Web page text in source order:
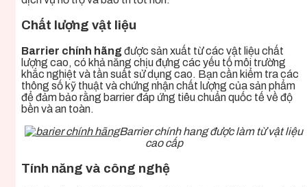
Chất lượng vật liệu
Barrier chính hãng được sản xuất từ các vật liệu chất
lượng cao, có khả năng chịu đựng các yếu tố môi trường
khắc nghiệt và tần suất sử dụng cao. Bạn cần kiểm tra các
thông số kỹ thuật và chứng nhận chất lượng của sản phẩm
để đảm bảo rằng barrier đáp ứng tiêu chuẩn quốc tế về độ
bền và an toàn.
Barrier chính hang được làm từ vật liệu
cao cấp
Tính năng và công nghệ